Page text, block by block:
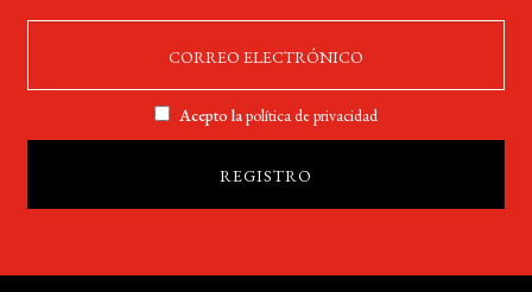
Acepto lapolítica de privacidad